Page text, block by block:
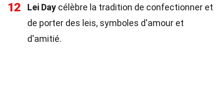
12 Lei Day célèbre la tradition de confectionner et
de porter des leis, symboles d'amour et
d'amitié.